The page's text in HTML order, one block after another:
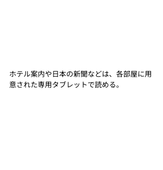
ホテル案内や日本の新聞などは、各部屋に用
意された専用タブレットで読める。